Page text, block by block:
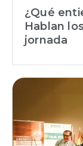
¿Qué
Hablan
jornada